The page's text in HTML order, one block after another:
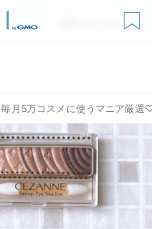
無料ダウンロード
毎月5万コスメに使うマニア厳選